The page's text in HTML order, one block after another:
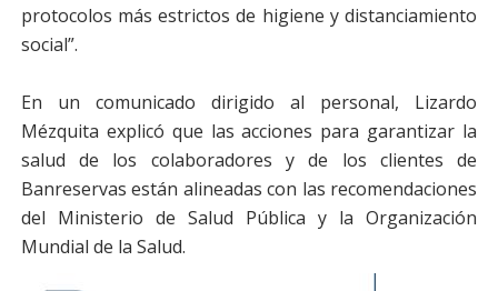
protocolos más estrictos de higiene y distanciamiento
social”.
En un comunicado dirigido al personal, Lizardo
Mézquita explicó que las acciones para garantizar la
salud de los colaboradores y de los clientes de
Banreservas están alineadas con las recomendaciones
del Ministerio de Salud Pública y la Organización
Mundial de la Salud.